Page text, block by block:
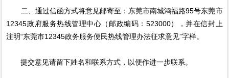
二、通过信函方式将意见邮寄至：东莞市南城鸿福路95号东莞市
12345政府服务热线管理中心（邮政编码：523000），并在信封上
注明“东莞市12345政务服务便民热线管理办法征求意见”字样。
提交意见请留下姓名和联系方式，以便作进一步联系。